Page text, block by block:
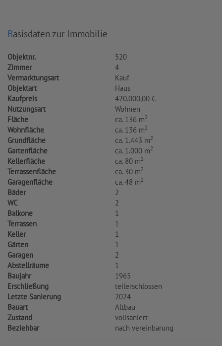
Basisdaten zur Immobilie
Objektnr.
520
Zimmer
4
Vermarktungsart
Kauf
Objektart
Haus
Kaufpreis
420.000,00 €
Nutzungsart
Wohnen
Fläche
ca. 136 m2
Wohnfläche ca. 136 m2
Grundfläche ca. 1.443 m2
Gartenfläche ca. 1.000 m2
Kellerfläche ca. 80 m2
Terrassenfläche ca. 30 m2
Garagenfläche ca. 48 m2
Bäder
2
WC
2
Balkone
1
Terrassen
1
Keller
1
Gärten
1
Garagen
2
Abstellräume
1
Baujahr
1965
Erschließung
teilerschlossen
Letzte Sanierung
2024
Bauart
Altbau
Zustand
vollsaniert
Beziehbar
nach vereinbarung